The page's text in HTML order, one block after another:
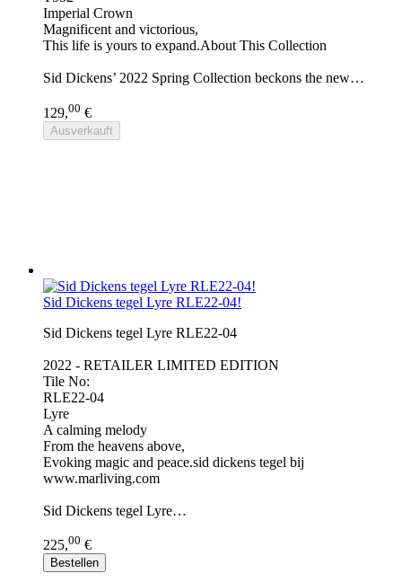
Imperial Crown
Magnificent and victorious,
This life is yours to expand.About This Collection
Sid Dickens’ 2022 Spring Collection beckons the new…
129,00 €
Ausverkauft
Sid Dickens tegel Lyre RLE22-04!
Sid Dickens tegel Lyre RLE22-04
2022 - RETAILER LIMITED EDITION
Tile No:
RLE22-04
Lyre
A calming melody
From the heavens above,
Evoking magic and peace.sid dickens tegel bij
www.marliving.com
Sid Dickens tegel Lyre…
225,00 €
Bestellen